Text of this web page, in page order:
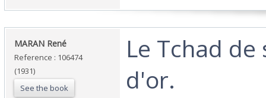
‎MARAN René‎
Reference : 106474
(1931)
See the book
‎Le Tchad de
d'or.‎